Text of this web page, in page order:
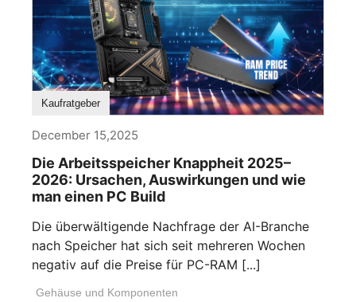
Kaufratgeber
December 15,2025
Die Arbeitsspeicher Knappheit 2025–
2026: Ursachen, Auswirkungen und wie
man einen PC Build
Die überwältigende Nachfrage der AI-Branche
nach Speicher hat sich seit mehreren Wochen
negativ auf die Preise für PC-RAM [...]
Gehäuse und Komponenten